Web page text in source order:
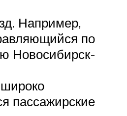
Например,
по
Новосибирск-
пассажирские